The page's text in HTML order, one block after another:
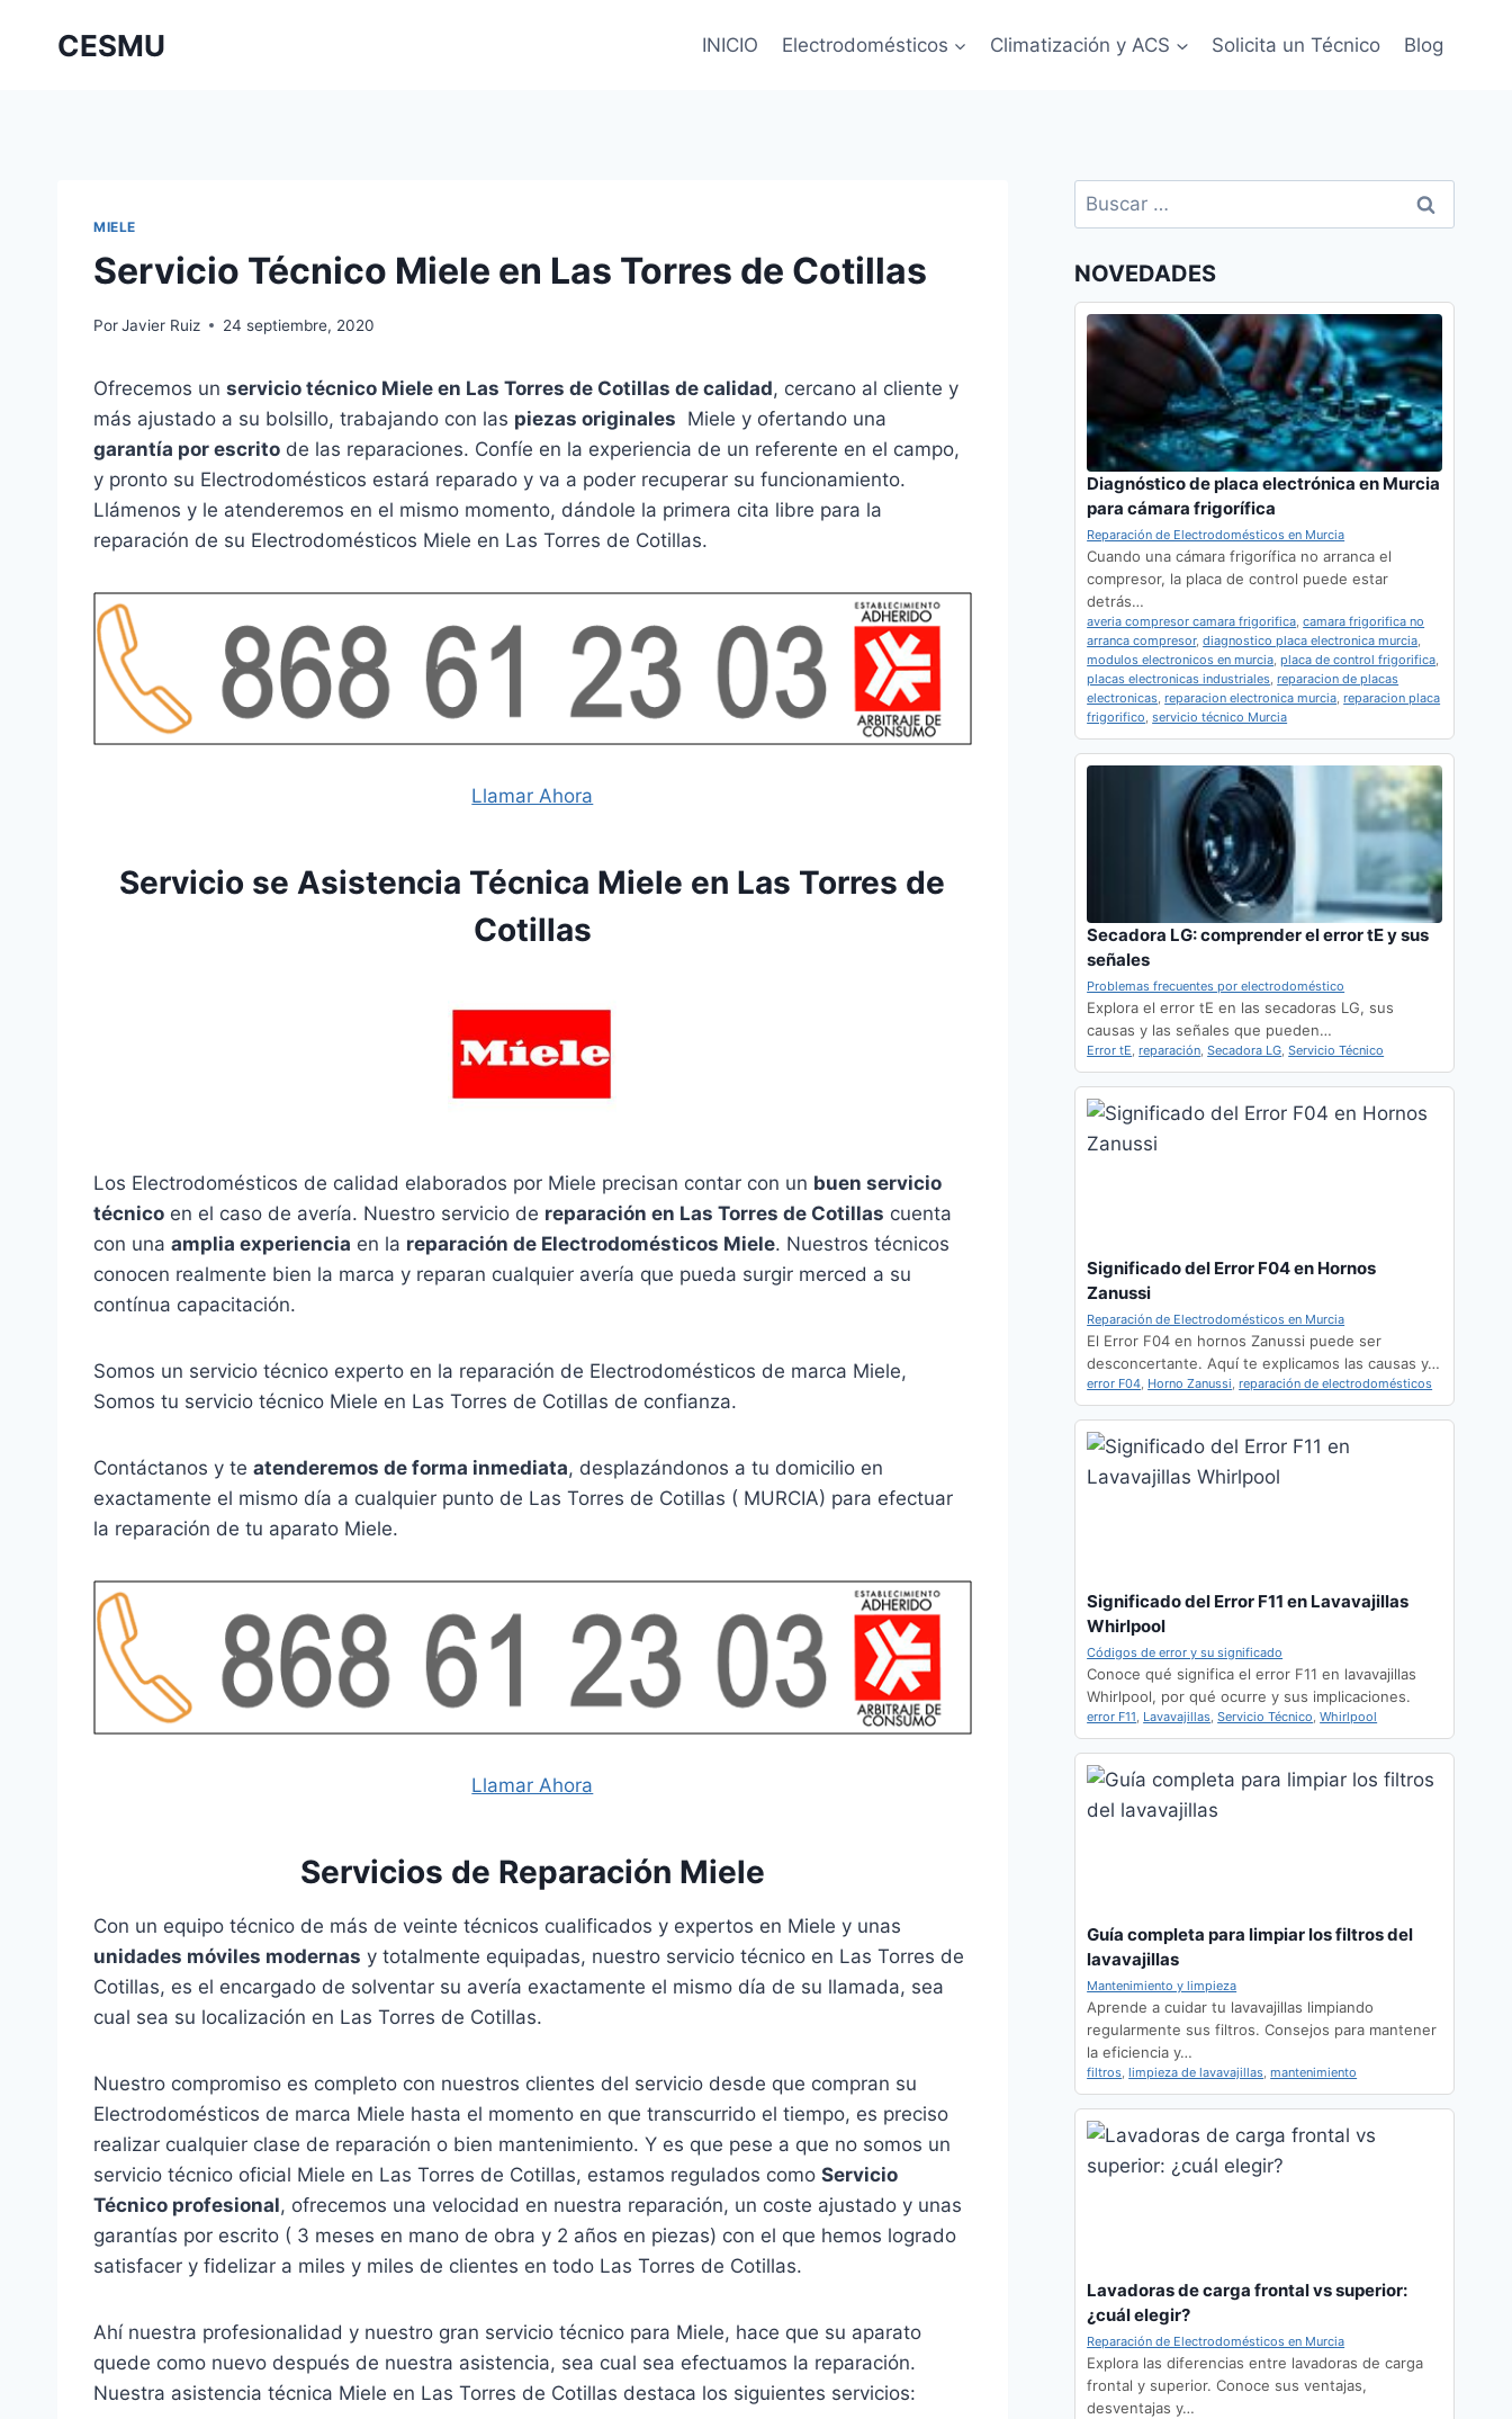
CESMU INICIO Electrodomésticos Climatización y ACS Solicita un Técnico Blog
MIELE
Servicio Técnico Miele en Las Torres de Cotillas
PorJavier Ruiz 24 septiembre, 2020
Ofrecemos un servicio técnico Miele en Las Torres de Cotillas de calidad, cercano al cliente y
más ajustado a su bolsillo, trabajando con las piezas originales Miele y ofertando una
garantía por escrito de las reparaciones. Confíe en la experiencia de un referente en el campo,
y pronto su Electrodomésticos estará reparado y va a poder recuperar su funcionamiento.
Llámenos y le atenderemos en el mismo momento, dándole la primera cita libre para la
reparación de su Electrodomésticos Miele en Las Torres de Cotillas.
Llamar Ahora
Servicio se Asistencia Técnica Miele en Las Torres de
Cotillas
Los Electrodomésticos de calidad elaborados por Miele precisan contar con un buen servicio
técnico en el caso de avería. Nuestro servicio de reparación en Las Torres de Cotillas cuenta
con una amplia experiencia en la reparación de Electrodomésticos Miele. Nuestros técnicos
conocen realmente bien la marca y reparan cualquier avería que pueda surgir merced a su
contínua capacitación.
Somos un servicio técnico experto en la reparación de Electrodomésticos de marca Miele,
Somos tu servicio técnico Miele en Las Torres de Cotillas de confianza.
Contáctanos y te atenderemos de forma inmediata, desplazándonos a tu domicilio en
exactamente el mismo día a cualquier punto de Las Torres de Cotillas ( MURCIA) para efectuar
la reparación de tu aparato Miele.
Llamar Ahora
Servicios de Reparación Miele
Con un equipo técnico de más de veinte técnicos cualificados y expertos en Miele y unas
unidades móviles modernas y totalmente equipadas, nuestro servicio técnico en Las Torres de
Cotillas, es el encargado de solventar su avería exactamente el mismo día de su llamada, sea
cual sea su localización en Las Torres de Cotillas.
Nuestro compromiso es completo con nuestros clientes del servicio desde que compran su
Electrodomésticos de marca Miele hasta el momento en que transcurrido el tiempo, es preciso
realizar cualquier clase de reparación o bien mantenimiento. Y es que pese a que no somos un
servicio técnico oficial Miele en Las Torres de Cotillas, estamos regulados como Servicio
Técnico profesional, ofrecemos una velocidad en nuestra reparación, un coste ajustado y unas
garantías por escrito ( 3 meses en mano de obra y 2 años en piezas) con el que hemos logrado
satisfacer y fidelizar a miles y miles de clientes en todo Las Torres de Cotillas.
Ahí nuestra profesionalidad y nuestro gran servicio técnico para Miele, hace que su aparato
quede como nuevo después de nuestra asistencia, sea cual sea efectuamos la reparación.
Nuestra asistencia técnica Miele en Las Torres de Cotillas destaca los siguientes servicios:
Buscar:
NOVEDADES
Diagnóstico de placa electrónica en Murcia
para cámara frigorífica
Reparación de Electrodomésticos en Murcia
Cuando una cámara frigorífica no arranca el
compresor, la placa de control puede estar
detrás…
averia compresor camara frigorifica,camara frigorifica no
arranca compresor,diagnostico placa electronica murcia,
modulos electronicos en murcia,placa de control frigorifica,
placas electronicas industriales,reparacion de placas
electronicas,reparacion electronica murcia,reparacion placa
frigorifico,servicio técnico Murcia
Secadora LG: comprender el error tE y sus
señales
Problemas frecuentes por electrodoméstico
Explora el error tE en las secadoras LG, sus
causas y las señales que pueden…
Error tE,reparación,Secadora LG,Servicio Técnico
Significado del Error F04 en Hornos
Zanussi
Reparación de Electrodomésticos en Murcia
El Error F04 en hornos Zanussi puede ser
desconcertante. Aquí te explicamos las causas y…
error F04, Horno Zanussi,reparación de electrodomésticos
Significado del Error F11 en Lavavajillas
Whirlpool
Códigos de error y su significado
Conoce qué significa el error F11 en lavavajillas
Whirlpool, por qué ocurre y sus implicaciones.
error F11, Lavavajillas,Servicio Técnico,Whirlpool
Guía completa para limpiar los filtros del
lavavajillas
Mantenimiento y limpieza
Aprende a cuidar tu lavavajillas limpiando
regularmente sus filtros. Consejos para mantener
la eficiencia y…
filtros,limpieza de lavavajillas,mantenimiento
Lavadoras de carga frontal vs superior:
¿cuál elegir?
Reparación de Electrodomésticos en Murcia
Explora las diferencias entre lavadoras de carga
frontal y superior. Conoce sus ventajas,
desventajas y…